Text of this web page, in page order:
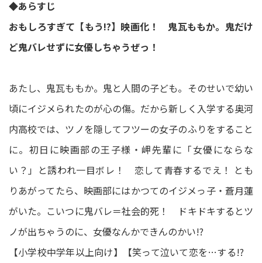
◆あらすじ
おもしろすぎて【もう!?】映画化！ 鬼瓦ももか。鬼だけ
ど鬼バレせずに女優しちゃうぜっ！
あたし、鬼瓦ももか。鬼と人間の子ども。そのせいで幼い
頃にイジメられたのが心の傷。だから新しく入学する奥河
内高校では、ツノを隠してフツーの女子のふりをすること
に。初日に映画部の王子様・岬先輩に「女優にならな
い？」と誘われ一目ボレ！ 恋して青春するでえ！ とも
りあがってたら、映画部にはかつてのイジメっ子・蒼月蓮
がいた。こいつに鬼バレ＝社会的死！ ドキドキするとツ
ノが出ちゃうのに、女優なんかできんのかい!?
【小学校中学年以上向け】【笑って泣いて恋を…する!?